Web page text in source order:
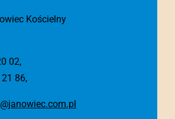
Kościelny
02,
86,